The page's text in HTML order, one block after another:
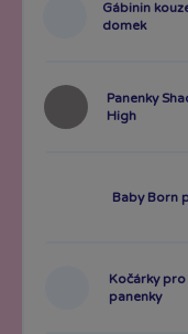
Gábinin
domek
Panenky
High
Baby Born
Kočárky pro
panenky